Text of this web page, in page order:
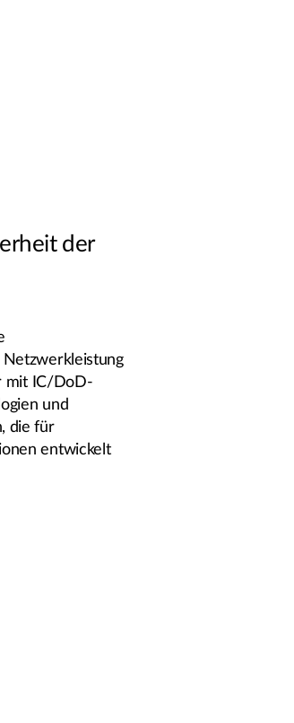
der
mit IC/DoD-
und
die für
entwickelt